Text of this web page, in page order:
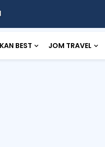
BEST JOM TRAVEL